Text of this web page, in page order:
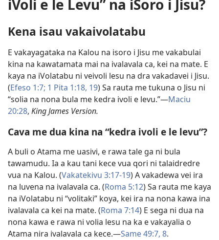
iVoli e le Levu” na iSoro i Jisu?
Kena isau vakaivolatabu
E vakayagataka na Kalou na isoro i Jisu me vakabulai
kina na kawatamata mai na ivalavala ca, kei na mate. E
kaya na iVolatabu ni veivoli lesu na dra vakadavei i Jisu.
(Efeso 1:7; 1 Pita 1:18, 19) Sa rauta me tukuna o Jisu ni
“solia na nona bula me kedra ivoli e levu.”​—Maciu
20:28, King James Version.
Cava me dua kina na “kedra ivoli e le levu”?
A buli o Atama me uasivi, e rawa tale ga ni bula
tawamudu. Ia a kau tani kece vua qori ni talaidredre
vua na Kalou. (Vakatekivu 3:17-19) A vakadewa vei ira
na luvena na ivalavala ca. (Roma 5:12) Sa rauta me kaya
na iVolatabu ni “volitaki” koya, kei ira na nona kawa ina
ivalavala ca kei na mate. (Roma 7:14) E sega ni dua na
nona kawa e rawa ni volia lesu na ka e vakayalia o
Atama nira ivalavala ca kece.​—Same 49:​7, 8.